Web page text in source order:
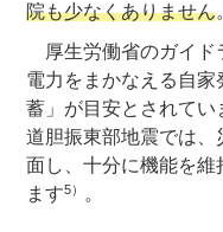
院も少なくありません
厚生労働省のガイ
電力をまかなえる自
蓄」が目安とされてい
道胆振東部地震では、
面し、十分に機能を維
ます5） 。